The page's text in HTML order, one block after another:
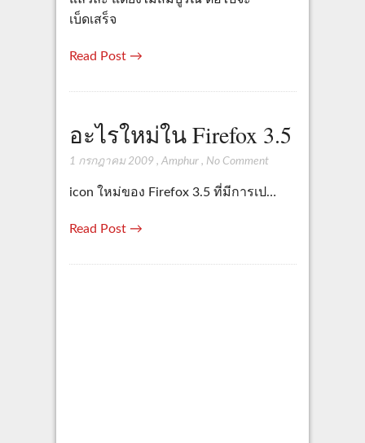
เบ็ดเสร็จ
Read Post →
อะไรใหม่ใน Firefox 3.5
1 กรกฎาคม 2009 , Amphur, No Comment
icon ใหม่ของ Firefox 3.5 ที่มีการเป…
Read Post →